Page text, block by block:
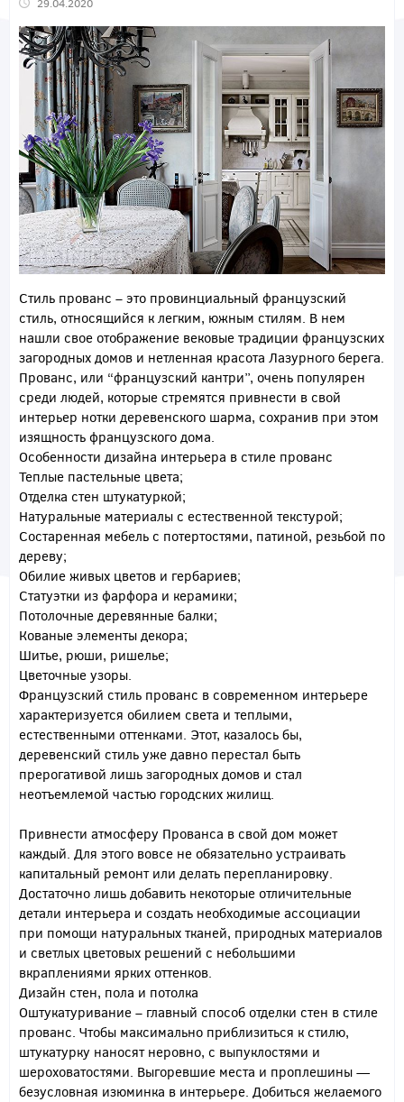
Стиль прованс – это провинциальный французский
стиль, относящийся к легким, южным стилям. В нем
нашли свое отображение вековые традиции французских
загородных домов и нетленная красота Лазурного берега.
Прованс, или “французский кантри”, очень популярен
среди людей, которые стремятся привнести в свой
интерьер нотки деревенского шарма, сохранив при этом
изящность французского дома.
Особенности дизайна интерьера в стиле прованс
Теплые пастельные цвета;
Отделка стен штукатуркой;
Натуральные материалы с естественной текстурой;
Состаренная мебель с потертостями, патиной, резьбой по
дереву;
Обилие живых цветов и гербариев;
Статуэтки из фарфора и керамики;
Потолочные деревянные балки;
Кованые элементы декора;
Шитье, рюши, ришелье;
Цветочные узоры.
Французский стиль прованс в современном интерьере
характеризуется обилием света и теплыми,
естественными оттенками. Этот, казалось бы,
деревенский стиль уже давно перестал быть
прерогативой лишь загородных домов и стал
неотъемлемой частью городских жилищ.
Привнести атмосферу Прованса в свой дом может
каждый. Для этого вовсе не обязательно устраивать
капитальный ремонт или делать перепланировку.
Достаточно лишь добавить некоторые отличительные
детали интерьера и создать необходимые ассоциации
при помощи натуральных тканей, природных материалов
и светлых цветовых решений с небольшими
вкраплениями ярких оттенков.
Дизайн стен, пола и потолка
Оштукатуривание – главный способ отделки стен в стиле
прованс. Чтобы максимально приблизиться к стилю,
штукатурку наносят неровно, с выпуклостями и
шероховатостями. Выгоревшие места и проплешины —
безусловная изюминка в интерьере. Добиться желаемого